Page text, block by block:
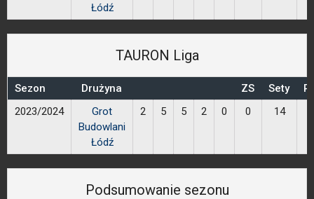
Łódź
TAURON Liga
Sezon Drużyna ZS Sety
2023/2024
Grot
Budowlani
Łódź
2 5 5 2 0 0 14
Podsumowanie sezonu